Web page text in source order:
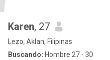
Karen, 27
Lezo, Aklan, Filipinas
Buscando: Hombre 27 - 30